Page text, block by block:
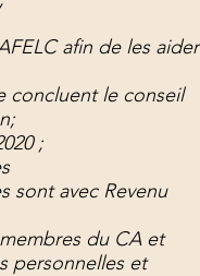
afin de les aider
concluent le conseil
;
sont avec Revenu
du CA et
personnelles et